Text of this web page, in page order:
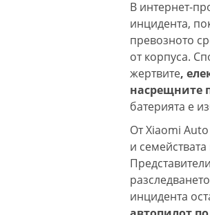
В интернет-
инцидента,
превозното
от корпуса.
жертвите,
насрещните
батерията е
От Xiaomi
и
инцидента